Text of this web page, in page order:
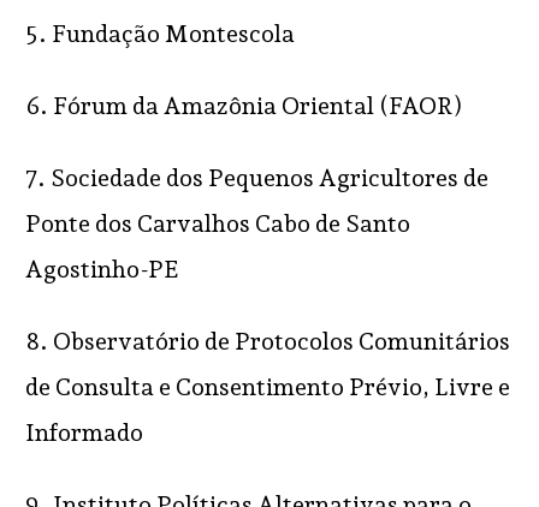
5. Fundação Montescola
6. Fórum da Amazônia Oriental (FAOR)
7. Sociedade dos Pequenos Agricultores de
Ponte dos Carvalhos Cabo de Santo
Agostinho-PE
8. Observatório de Protocolos Comunitários
de Consulta e Consentimento Prévio, Livre e
Informado